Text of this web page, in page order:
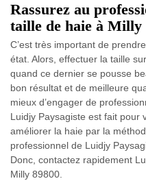
Rassurez au
taille de haie à Milly
C’est très important de
état. Alors, effectuer la taille
quand ce dernier se pousse
bon résultat et de meilleure
mieux d’engager de
Luidjy Paysagiste est fait pour
améliorer la haie par la
professionnel de Luidjy
Donc, contactez rapidement
Milly 89800.